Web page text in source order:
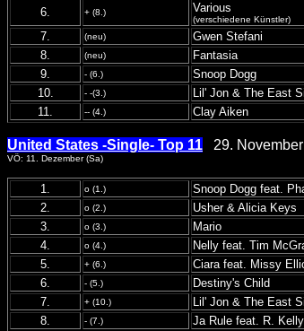
6.
+ (8.) Various
(verschiedene Künstler)
7.
(neu) Gwen Stefani
8.
(neu) Fantasia
9.
- (6.) Snoop Dogg
10.
- -(3.) Lil' Jon & The East
11.
-- (4.) Clay Aiken
United States -Single- Top 11 29.
VÖ: 11. Dezember (Sa)
1. o (1.) Snoop Dogg feat.
2.
o (2.) Usher & Alicia Keys
3.
o (3.) Mario
4.
o (4.) Nelly feat. Tim
5.
+ (6.) Ciara feat. Missy
6.
- (5.) Destiny's Child
7.
+ (10.) Lil' Jon & The East
8.
- (7.) Ja Rule feat. R.